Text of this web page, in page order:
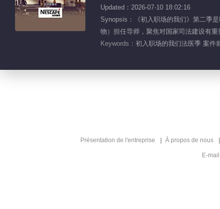
Updated：2026-07-10 18:02:16
Synopsis：《初入职场的我们》第二季
物）担任导师，聚焦对国家司法建设有
Keywords： 初入职场的我们法医季 案件
Présentation de l'entreprise À propos de nous
E-